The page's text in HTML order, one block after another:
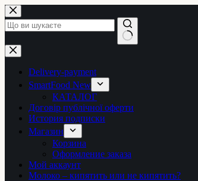
Перейти
до
вмісту
Немає
результатів
Delivery-payment
SmartFood New
КАТАЛОГ
Договір публічної оферти
История подписки
Магазин
Корзина
Оформление заказа
Мой аккаунт
Молоко – кипятить или не кипятить?